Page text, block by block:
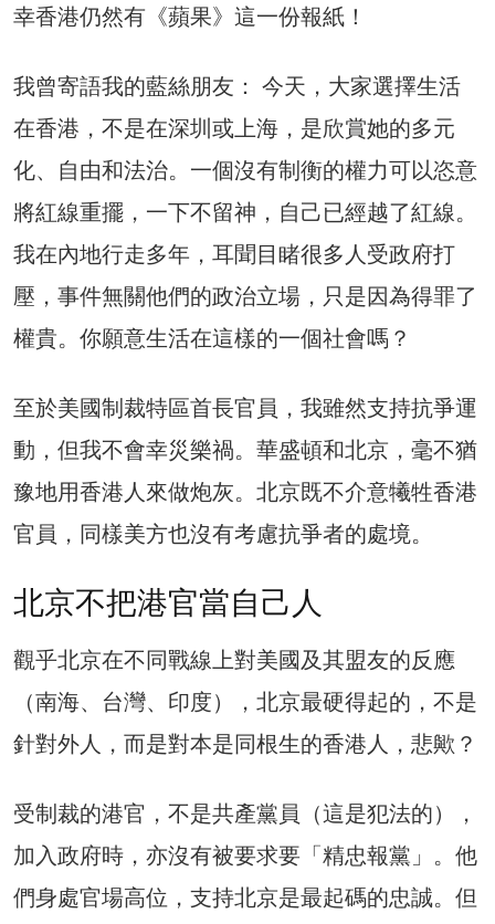
幸香港仍然有《蘋果》這一份報紙！
我曾寄語我的藍絲朋友： 今天，大家選擇生活
在香港，不是在深圳或上海，是欣賞她的多元
化、自由和法治。一個沒有制衡的權力可以恣意
將紅線重擺，一下不留神，自己已經越了紅線。
我在內地行走多年，耳聞目睹很多人受政府打
壓，事件無關他們的政治立場，只是因為得罪了
權貴。你願意生活在這樣的一個社會嗎？
至於美國制裁特區首長官員，我雖然支持抗爭運
動，但我不會幸災樂禍。華盛頓和北京，毫不猶
豫地用香港人來做炮灰。北京既不介意犧牲香港
官員，同樣美方也沒有考慮抗爭者的處境。
北京不把港官當自己人
觀乎北京在不同戰線上對美國及其盟友的反應
（南海、台灣、印度），北京最硬得起的，不是
針對外人，而是對本是同根生的香港人，悲歟？
受制裁的港官，不是共產黨員（這是犯法的），
加入政府時，亦沒有被要求要「精忠報黨」。他
們身處官場高位，支持北京是最起碼的忠誠。但